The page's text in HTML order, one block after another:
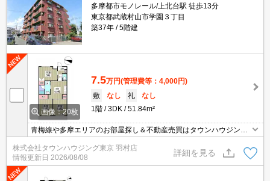
多摩都市モノレール/上北台駅 徒歩13分
東京都武蔵村山市学園３丁目
築37年
5階建
画像：20枚
7.5万円(管理費等：4,000円)
敷
なし 礼
なし
1階
3DK 51.84m²
青梅線や多摩エリアのお部屋探し＆不動産売買はタウンハウジング
羽村店にお任せを！ご来店時無料駐車場ご用意あります！
株式会社タウンハウジング東京 羽村店
情報更新日 2026/08/08
詳細を見る